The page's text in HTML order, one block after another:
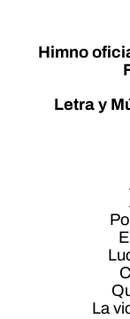
Himno
Letra y
La